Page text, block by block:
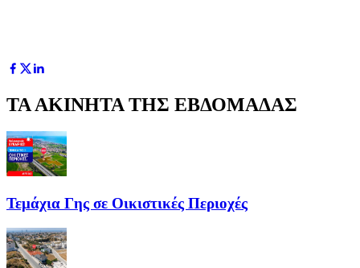
ΤΑ ΑΚΙΝΗΤΑ ΤΗΣ ΕΒΔΟΜΑΔΑΣ
Τεμάχια Γης σε Οικιστικές Περιοχές